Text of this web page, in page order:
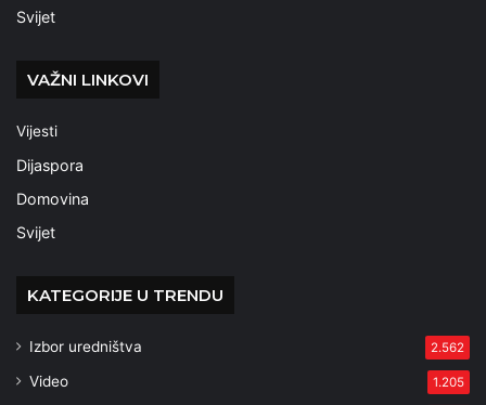
Svijet
VAŽNI LINKOVI
Vijesti
Dijaspora
Domovina
Svijet
KATEGORIJE U TRENDU
Izbor uredništva 2.562
Video 1.205